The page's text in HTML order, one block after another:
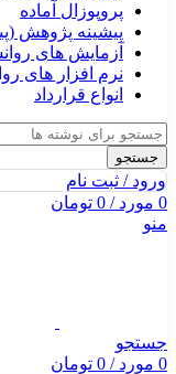
پروپوزال آماده
پیشینه پژوهش
آزمایش های
نرم افزار های
انواع قرارداد
جستجو
ورود / ثبت نام
0 مورد/
0 تومان
منو
جستجو
0 مورد/
0 تومان